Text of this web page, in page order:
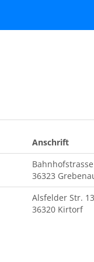
Anschrift
36323
Alsfelder Str. 13
36320 Kirtorf